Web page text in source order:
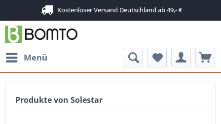
Kostenloser Versand Deutschland ab 49,- €
Menü
Produkte von Solestar